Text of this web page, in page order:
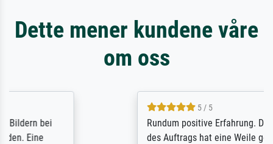
Dette mener kundene våre
om oss
Rundum positive Erfahrung. Die Ausführung
des Auftrags hat eine Weile gedauert, die